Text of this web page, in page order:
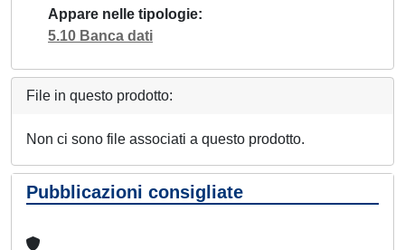
Appare nelle tipologie
5.10 Banca dati
File in questo prodotto:
Non ci sono file associati a questo prodotto.
Pubblicazioni consigliate